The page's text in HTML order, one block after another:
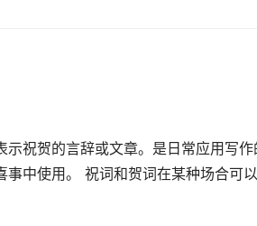
祝贺的言辞或文章。是日常应用写
中使用。 祝词和贺词在某种场合可